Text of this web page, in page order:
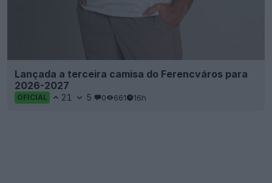
Lançada a terceira camisa do Ferencváros para
2026-2027
OFICIAL 21 5 0 661 16h